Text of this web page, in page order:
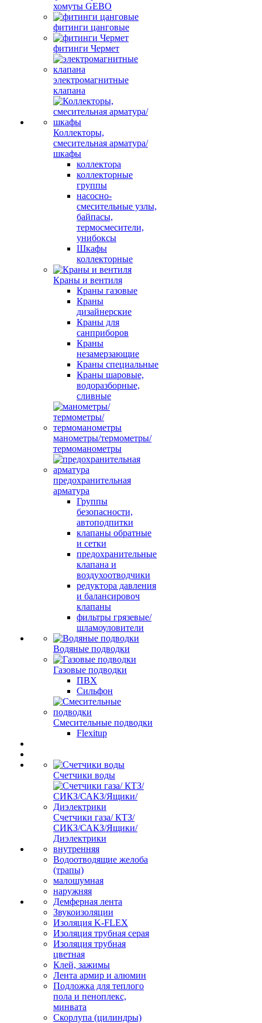
хомуты GEBO
фитинги цанговые
фитинги Чермет
электромагнитные
клапана
Коллекторы,
смесительная арматура/
шкафы
коллектора
коллекторные
группы
насосно-
смесительные узлы,
байпасы,
термосмесители,
унибоксы
Шкафы
коллекторные
Краны и вентиля
Краны газовые
Краны
дизайнерские
Краны для
санприборов
Краны
незамерзающие
Краны специальные
Краны шаровые,
водоразборные,
сливные
манометры/термометры/
термоманометры
предохранительная
арматура
Группы
безопасности,
автоподпитки
клапаны обратные
и сетки
предохранительные
клапана и
воздухоотводчики
редуктора давления
и балансировоч
клапаны
фильтры грязевые/
шламоуловители
Водяные подводки
Газовые подводки
ПВХ
Сильфон
Смесительные подводки
Flexitup
Счетчики воды
Счетчики газа/ КТЗ/
СИКЗ/САКЗ/Ящики/
Диэлектрики
внутренняя
Водоотводящие желоба
(трапы)
малошумная
наружняя
Демферная лента
Звукоизоляции
Изоляция K-FLEX
Изоляция трубная серая
Изоляция трубная
цветная
Клей, зажимы
Лента армир и алюмин
Подложка для теплого
пола и пеноплекс,
минвата
Скорлупа (цилиндры)